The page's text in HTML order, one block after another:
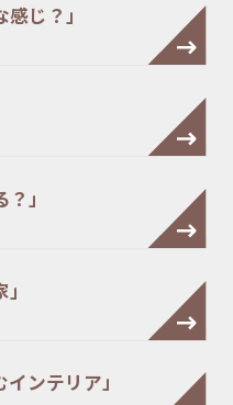
じ？」
」
ンテリア」